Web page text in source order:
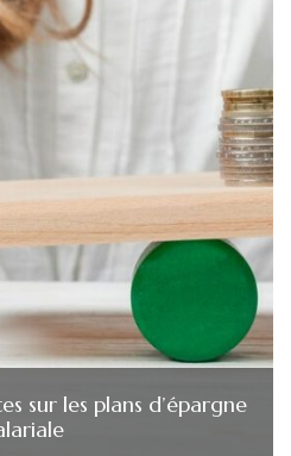
sur les plans d’épargne